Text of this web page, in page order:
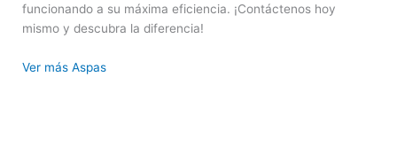
funcionando a su máxima eficiencia. ¡Contáctenos hoy
mismo y descubra la diferencia!
Ver más Aspas